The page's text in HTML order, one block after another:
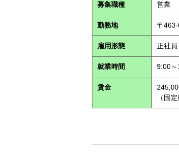
募集職種 営業
勤務地 〒
雇用形態 正社
就業時間 9:00
賃金
（固